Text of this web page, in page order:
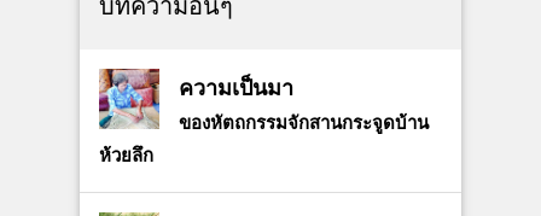
บทความอื่นๆ
ความเป็นมา
ของหัตถกรรมจักสานกระจูดบ้าน
ห้วยลึก